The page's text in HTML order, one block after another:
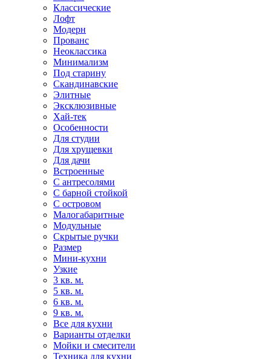
Классические
Лофт
Модерн
Прованс
Неоклассика
Минимализм
Под старину
Скандинавские
Элитные
Эксклюзивные
Хай-тек
Особенности
Для студии
Для хрущевки
Для дачи
Встроенные
С антресолями
С барной стойкой
С островом
Малогабаритные
Модульные
Скрытые ручки
Размер
Мини-кухни
Узкие
3 кв. м.
5 кв. м.
6 кв. м.
9 кв. м.
Все для кухни
Варианты отделки
Мойки и смесители
Техника для кухни